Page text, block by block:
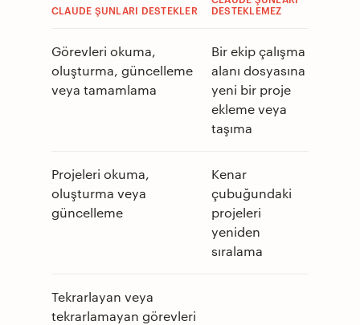
CLAUDE ŞUNLARI DESTEKLER DESTEKLEMEZ
Görevleri okuma,
oluşturma, güncelleme
veya tamamlama
Bir ekip çalışma
alanı dosyasına
yeni bir proje
ekleme veya
taşıma
Projeleri okuma,
oluşturma veya
güncelleme
Kenar
çubuğundaki
projeleri
yeniden
sıralama
Tekrarlayan veya
tekrarlamayan görevleri